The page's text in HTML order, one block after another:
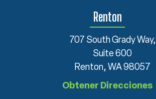
Renton
707 South Grady Way,
Suite 600
Renton, WA 98057
Obtener Direcciones